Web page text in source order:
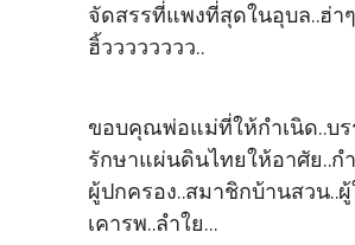
จัดสรรที่แพงที่สุดในอุบล..ฮ่า
ฮิ้วววววววว..
ขอบคุณพ่อแม่ที่ให้กำเนิด..บ
รักษาแผ่นดินไทยให้อาศัย..ก
ผู้ปกครอง..สมาชิกบ้านสวน..
เคารพ..ลำใย...